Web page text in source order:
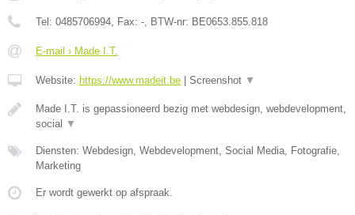
Tel: 0485706994, Fax: -, BTW-nr: BE0653.855.818
E-mail › Made I.T.
Website: https://www.madeit.be Screenshot ▼
Made I.T. is gepassioneerd bezig met webdesign, webdevelopment,
social
▼
Diensten: Webdesign, Webdevelopment, Social Media, Fotografie,
Marketing
Er wordt gewerkt op afspraak.